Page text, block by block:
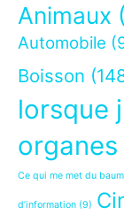
Animaux
Automobile
Boisson
lorsque
Ce qui me met du
d’information (9)